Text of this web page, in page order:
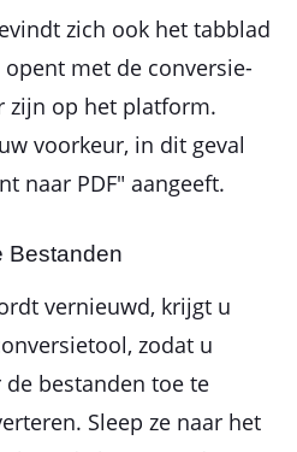
zich ook het tabblad
met de conversie-
zijn op het platform.
voorkeur, in dit geval
naar PDF" aangeeft.
Bestanden
vernieuwd, krijgt u
zodat u
bestanden toe te
Sleep ze naar het